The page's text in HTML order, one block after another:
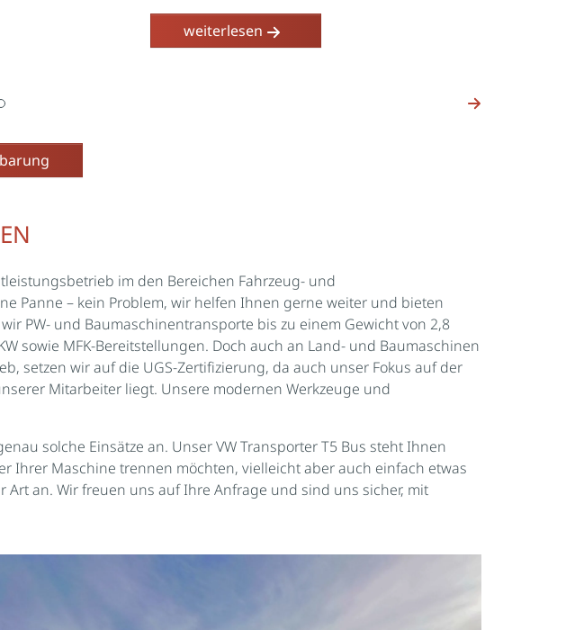
weiterlesen
im den Bereichen Fahrzeug- und
Panne – kein Problem, wir helfen Ihnen gerne weiter und bieten
PW- und Baumaschinentransporte bis zu einem Gewicht von 2,8
sowie MFK-Bereitstellungen. Doch auch an Land- und Baumaschinen
setzen wir auf die UGS-Zertifizierung, da auch unser Fokus auf der
Mitarbeiter liegt. Unsere modernen Werkzeuge und
solche Einsätze an. Unser VW Transporter T5 Bus steht Ihnen
Ihrer Maschine trennen möchten, vielleicht aber auch einfach etwas
an. Wir freuen uns auf Ihre Anfrage und sind uns sicher, mit